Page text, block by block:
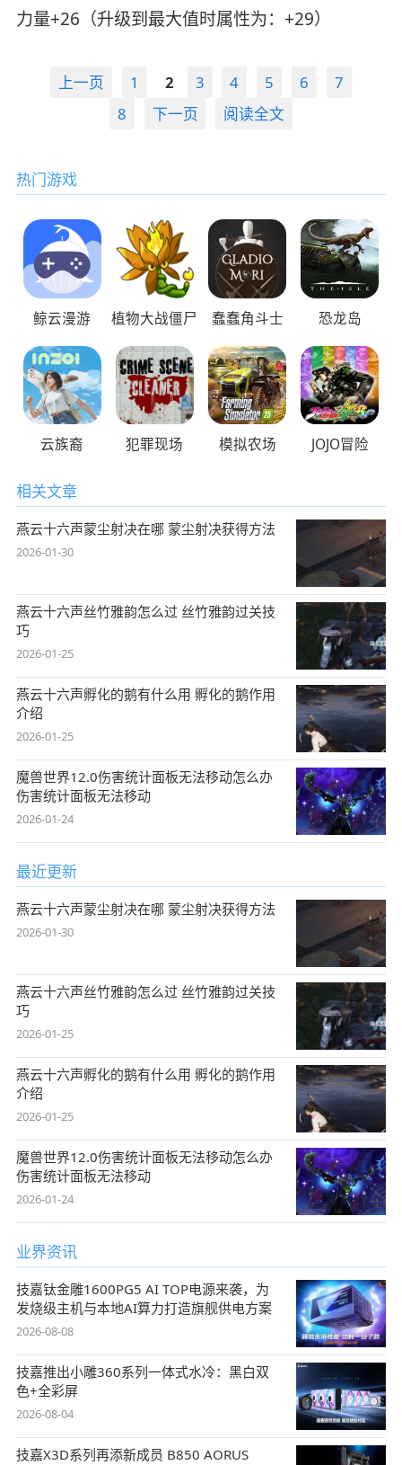
力量+26（升级到最大值时属性为：+29）
上一页 1 2 3 4 5 6
7
8
下一页 阅读全文
热门游戏
鲸云漫游 植物大战僵尸 蠢蠢角斗士 恐龙岛
云族裔 犯罪现场 模拟农场 JOJO冒险
相关文章
燕云十六声蒙尘射决在哪 蒙尘射决获得方法
2026-01-30
燕云十六声丝竹雅韵怎么过 丝竹雅韵过关技
巧
2026-01-25
燕云十六声孵化的鹅有什么用 孵化的鹅作用
介绍
2026-01-25
魔兽世界12.0伤害统计面板无法移动怎么办
伤害统计面板无法移动
2026-01-24
最近更新
燕云十六声蒙尘射决在哪 蒙尘射决获得方法
2026-01-30
燕云十六声丝竹雅韵怎么过 丝竹雅韵过关技
巧
2026-01-25
燕云十六声孵化的鹅有什么用 孵化的鹅作用
介绍
2026-01-25
魔兽世界12.0伤害统计面板无法移动怎么办
伤害统计面板无法移动
2026-01-24
业界资讯
技嘉钛金雕1600PG5 AI TOP电源来袭，为
发烧级主机与本地AI算力打造旗舰供电方案
2026-08-08
技嘉推出小雕360系列一体式水冷：黑白双
色+全彩屏
2026-08-04
技嘉X3D系列再添新成员 B850 AORUS